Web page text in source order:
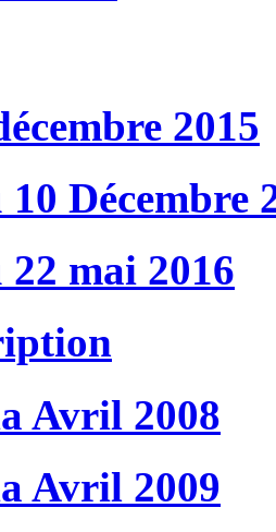
2015
Décembre
22 mai 2016
Avril 2008
Avril 2009